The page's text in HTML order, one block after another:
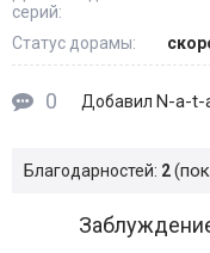
серий:
Статус дорамы:
0 Добавил N-a-t-
Благодарностей: 2